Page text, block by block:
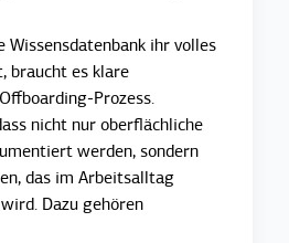
ihr volles
braucht es klare
Prozess.
nicht nur oberflächliche
werden, sondern
das im Arbeitsalltag
Dazu gehören